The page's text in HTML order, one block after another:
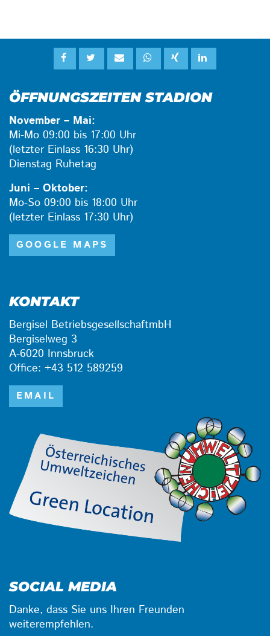
ÖFFNUNGSZEITEN STADION
November – Mai:
Mi-Mo 09:00 bis 17:00 Uhr
(letzter Einlass 16:30 Uhr)
Dienstag Ruhetag
Juni – Oktober:
Mo-So 09:00 bis 18:00 Uhr
(letzter Einlass 17:30 Uhr)
GOOGLE MAPS
KONTAKT
Bergisel BetriebsgesellschaftmbH
Bergiselweg 3
A-6020 Innsbruck
Office: +43 512 589259
EMAIL
SOCIAL MEDIA
Danke, dass Sie uns Ihren Freunden
weiterempfehlen.